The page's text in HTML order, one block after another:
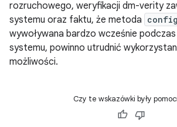
rozruchowego, weryfikacji dm-verity
systemu oraz faktu, że metoda
wywoływana bardzo wcześnie
systemu, powinno utrudnić
możliwości.
Czy te wskazówki były